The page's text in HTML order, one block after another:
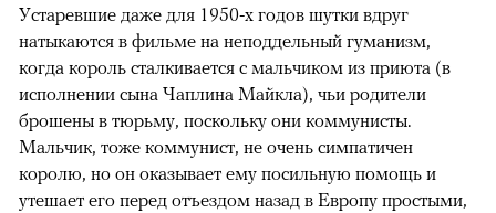
Устаревшие даже для 1950-х годов шутки вдруг
натыкаются в фильме на неподдельный гуманизм,
когда король сталкивается с мальчиком из приюта (в
исполнении сына Чаплина Майкла), чьи родители
брошены в тюрьму, поскольку они коммунисты.
Мальчик, тоже коммунист, не очень симпатичен
королю, но он оказывает ему посильную помощь и
утешает его перед отъездом назад в Европу простыми,